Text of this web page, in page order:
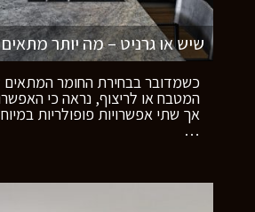
שיש או גרניט – מה יותר
כשמדובר בבחירת החומר
המטבח או לריצוף, נראה כי
אך שתי אפשרויות פופולריות
…